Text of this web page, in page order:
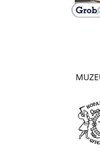
link do
link do